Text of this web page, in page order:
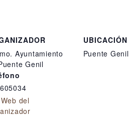
Ayuntamiento
Genil
del
UBICACIÓN
Puente Genil